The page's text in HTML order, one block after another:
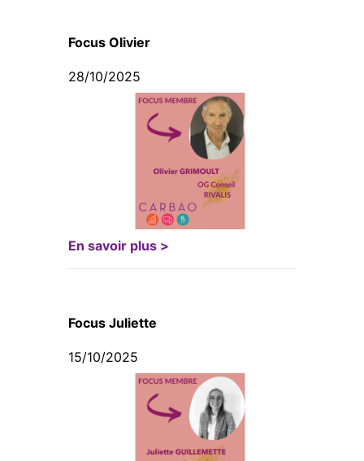
Focus Olivier
28/10/2025
En savoir plus >
Focus Juliette
15/10/2025